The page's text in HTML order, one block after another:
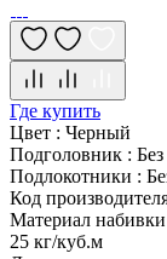
Где купить
Цвет : Черный
Подголовник :
Подлокотники :
Код
Материал набивки
25 кг/куб.м